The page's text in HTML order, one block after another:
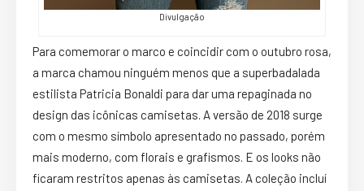
Divulgação
Para comemorar o marco e coincidir com o outubro rosa,
a marca chamou ninguém menos que a superbadalada
estilista Patricia Bonaldi para dar uma repaginada no
design das icônicas camisetas. A versão de 2018 surge
com o mesmo símbolo apresentado no passado, porém
mais moderno, com florais e grafismos. E os looks não
ficaram restritos apenas às camisetas. A coleção incluí